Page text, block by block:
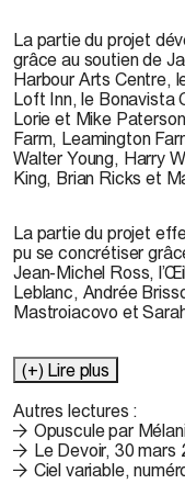
La partie du projet
grâce au soutien de
Harbour Arts Centre,
Loft Inn, le Bonavista
Lorie et Mike
Farm, Leamington
Walter Young, Harry
King, Brian Ricks et
La partie du projet
pu se concrétiser
Jean-Michel Ross,
Leblanc, Andrée
Mastroiacovo et
(+) Lire plus
Autres lectures :
Opuscule par
Le Devoir, 30 mars
Ciel variable,